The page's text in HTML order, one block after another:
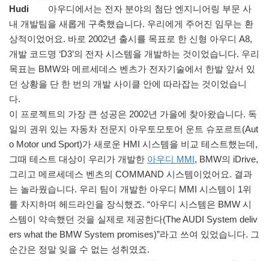
Hudi
아우디에서는 전자 분야의 첨단 엔지니어링 부문 사
내 개발팀을 새롭게 구축했습니다. 우리에게 주어진 임무는 환
상적이었어요. 바로 2002년 출시를 목표로 한 신형 아우디 A8,
개발 코드명 ‘D3’의 전자 시스템을 개발하는 것이었습니다. 우리
목표는 BMW와 메르세데스 벤츠가 전자기술에서 한발 앞서 있
던 상황을 단 한 번의 개발 사이클 안에 따라잡는 것이었습니
다.
이 프로젝트의 가장 큰 성공은 2002년 가을에 찾아왔습니다. 독
일의 권위 있는 자동차 전문지 아우토모토어 운트 슈포르트(Aut
o Motor und Sport)가 새로운 HMI 시스템을 비교 테스트했는데,
그때 테스트 대상이 우리가 개발한 아우디 MMI, BMW의 iDrive,
그리고 메르세데스 벤츠의 COMMAND 시스템이었어요. 결과
는 놀라웠습니다. 우리 팀이 개발한 아우디 MMI 시스템이 1위
를 차지하며 헤드라인을 장식했죠. “아우디 시스템은 BMW 시
스템이 약속했던 것을 실제로 제공한다(The AUDI System deliv
ers what the BMW System promises)”라고 쓰여 있었습니다. 그
순간은 정말 잊을 수 없는 성취였죠.